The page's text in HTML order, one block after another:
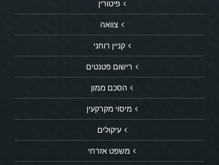
פיטורין
צוואה
קניין רוחני
רישום פטנטים
הסכם ממון
מיסוי מקרקעין
עיקולים
משפט אזרחי